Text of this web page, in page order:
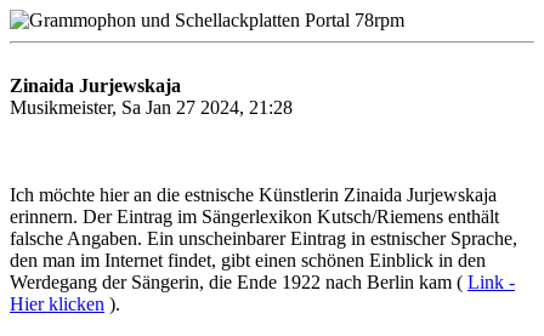
Zinaida Jurjewskaja
Musikmeister, Sa Jan 27 2024, 21:28
Ich möchte hier an die estnische Künstlerin Zinaida Jurjewskaja
erinnern. Der Eintrag im Sängerlexikon Kutsch/Riemens enthält
falsche Angaben. Ein unscheinbarer Eintrag in estnischer Sprache,
den man im Internet findet, gibt einen schönen Einblick in den
Werdegang der Sängerin, die Ende 1922 nach Berlin kam ( Link -
Hier klicken ).